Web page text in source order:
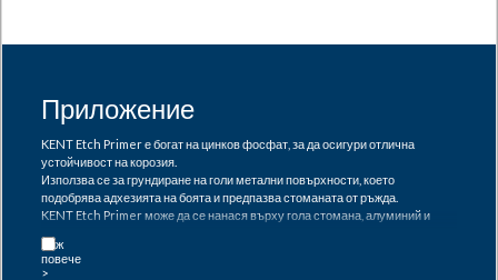
Приложение
KENT Etch Primer е богат на цинков фосфат, за да осигури отлична
устойчивост на корозия.
Използва се за грундиране на голи метални повърхности, което
подобрява адхезията на боята и предпазва стоманата от ръжда.
KENT Etch Primer може да се нанася върху гола стомана, алуминий и
GRP.